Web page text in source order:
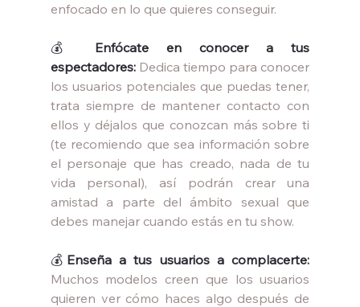
enfocado en lo que quieres conseguir.
💰
Enfócate en conocer a tus
espectadores: Dedica tiempo para conocer
los usuarios potenciales que puedas tener,
trata siempre de mantener contacto con
ellos y déjalos que conozcan más sobre ti
(te recomiendo que sea información sobre
el personaje que has creado, nada de tu
vida personal), así podrán crear una
amistad a parte del ámbito sexual que
debes manejar cuando estás en tu show.
💰 Enseña a tus usuarios a complacerte:
Muchos modelos creen que los usuarios
quieren ver cómo haces algo después de